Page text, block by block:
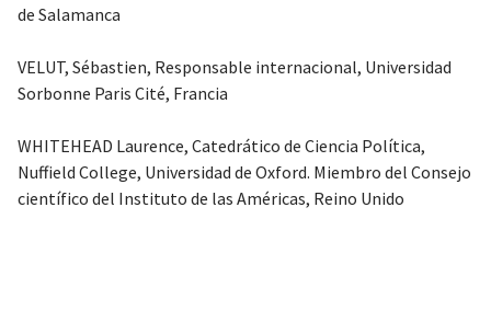
de Salamanca
VELUT, Sébastien, Responsable internacional, Universidad
Sorbonne Paris Cité, Francia
WHITEHEAD Laurence, Catedrático de Ciencia Política,
Nuffield College, Universidad de Oxford. Miembro del Consejo
científico del Instituto de las Américas, Reino Unido